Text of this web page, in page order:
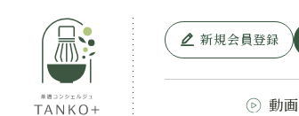
新規会員登録
動画